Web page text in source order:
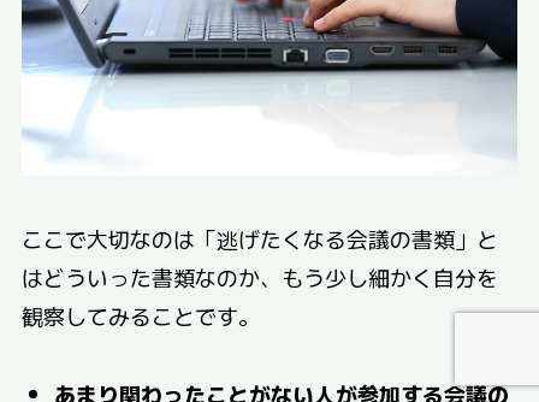
ここで大切なのは「逃げたくなる会議の書類」と
はどういった書類なのか、もう少し細かく自分を
観察してみることです。
あまり関わったことがない人が参加する会議の